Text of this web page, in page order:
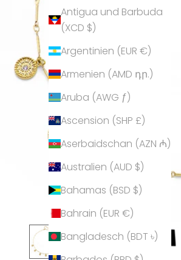
Antigua und Barbuda
(XCD $)
Argentinien (EUR €)
Armenien (AMD դր.)
Aruba (AWG ƒ)
Ascension (SHP £)
Aserbaidschan (AZN ₼)
Australien (AUD $)
Bahamas (BSD $)
Bahrain (EUR €)
Bangladesch (BDT ৳)